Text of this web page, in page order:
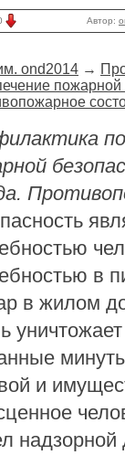
Автор:
ond2014 →
пожарной
в
в жилом
и
надзорной